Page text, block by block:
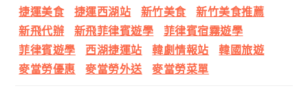
捷運美食
捷運西湖站 新竹美食
新竹美食推薦
新飛代辦
新飛菲律賓遊學
菲律賓宿霧遊學
菲律賓遊學
西湖捷運站 韓劇情報站
韓國旅遊
麥當勞優惠
麥當勞外送 麥當勞菜單